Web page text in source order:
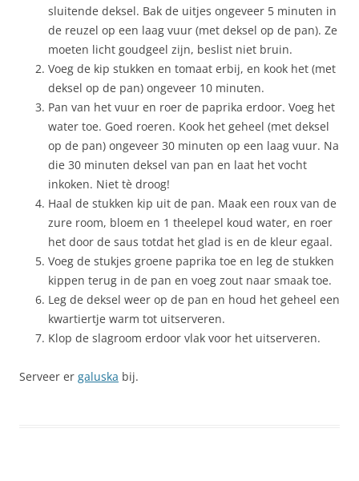
sluitende deksel. Bak de uitjes ongeveer 5 minuten in
de reuzel op een laag vuur (met deksel op de pan). Ze
moeten licht goudgeel zijn, beslist niet bruin.
Voeg de kip stukken en tomaat erbij, en kook het (met
deksel op de pan) ongeveer 10 minuten.
Pan van het vuur en roer de paprika erdoor. Voeg het
water toe. Goed roeren. Kook het geheel (met deksel
op de pan) ongeveer 30 minuten op een laag vuur. Na
die 30 minuten deksel van pan en laat het vocht
inkoken. Niet tè droog!
Haal de stukken kip uit de pan. Maak een roux van de
zure room, bloem en 1 theelepel koud water, en roer
het door de saus totdat het glad is en de kleur egaal.
Voeg de stukjes groene paprika toe en leg de stukken
kippen terug in de pan en voeg zout naar smaak toe.
Leg de deksel weer op de pan en houd het geheel een
kwartiertje warm tot uitserveren.
Klop de slagroom erdoor vlak voor het uitserveren.
Serveer er galuska bij.